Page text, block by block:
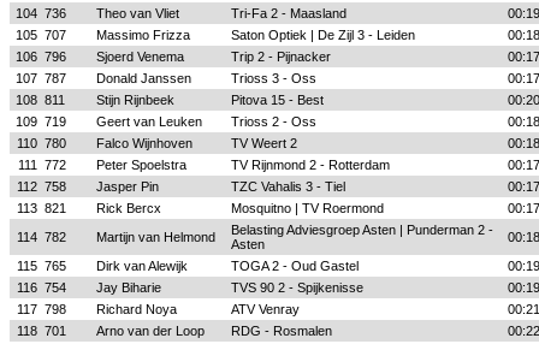
104 736 Theo van Vliet Tri-Fa 2 - Maasland
105 707 Massimo Frizza Saton Optiek | De Zijl 3 - Leiden
106 796 Sjoerd Venema Trip 2 - Pijnacker
107 787 Donald Janssen Trioss 3 - Oss
108 811 Stijn Rijnbeek Pitova 15 - Best
109 719 Geert van Leuken Trioss 2 - Oss
110 780 Falco Wijnhoven TV Weert 2
111
772 Peter Spoelstra TV Rijnmond 2 - Rotterdam
112 758 Jasper Pin TZC Vahalis 3 - Tiel
113 821 Rick Bercx Mosquitno | TV Roermond
114 782 Martijn van Helmond
Belasting Adviesgroep Asten | Punderman 2 -
Asten
115 765 Dirk van Alewijk TOGA 2 - Oud Gastel
116 754 Jay Biharie TVS 90 2 - Spijkenisse
117 798 Richard Noya ATV Venray
118 701 Arno van der Loop RDG - Rosmalen